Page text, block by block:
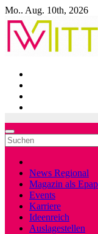
Zum
Inhalt
springen
Mo.. Aug. 10th, 2026
News Regional
Magazin als
Events
Karriere
Ideenreich
Auslagestellen